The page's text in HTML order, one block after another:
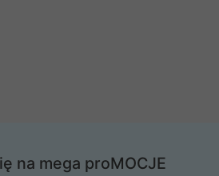
na mega proMOCJE